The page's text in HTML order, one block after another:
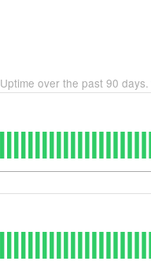
Uptime over the past 90 days.